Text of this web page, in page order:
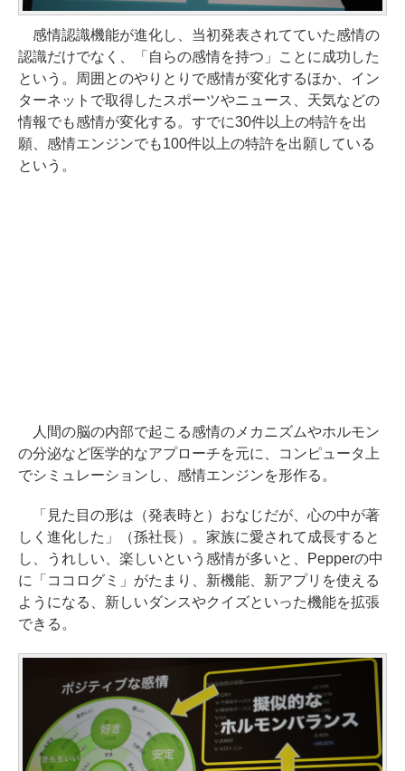
感情認識機能が進化し、当初発表されてていた感情の
認識だけでなく、「自らの感情を持つ」ことに成功した
という。周囲とのやりとりで感情が変化するほか、イン
ターネットで取得したスポーツやニュース、天気などの
情報でも感情が変化する。すでに30件以上の特許を出
願、感情エンジンでも100件以上の特許を出願している
という。
人間の脳の内部で起こる感情のメカニズムやホルモン
の分泌など医学的なアプローチを元に、コンピュータ上
でシミュレーションし、感情エンジンを形作る。
「見た目の形は（発表時と）おなじだが、心の中が著
しく進化した」（孫社長）。家族に愛されて成長すると
し、うれしい、楽しいという感情が多いと、Pepperの中
に「ココログミ」がたまり、新機能、新アプリを使える
ようになる、新しいダンスやクイズといった機能を拡張
できる。